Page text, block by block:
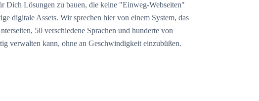
Dich Lösungen zu bauen, die keine "Einweg-Webseiten"
digitale Assets. Wir sprechen hier von einem System, das
50 verschiedene Sprachen und hunderte von
verwalten kann, ohne an Geschwindigkeit einzubüßen.